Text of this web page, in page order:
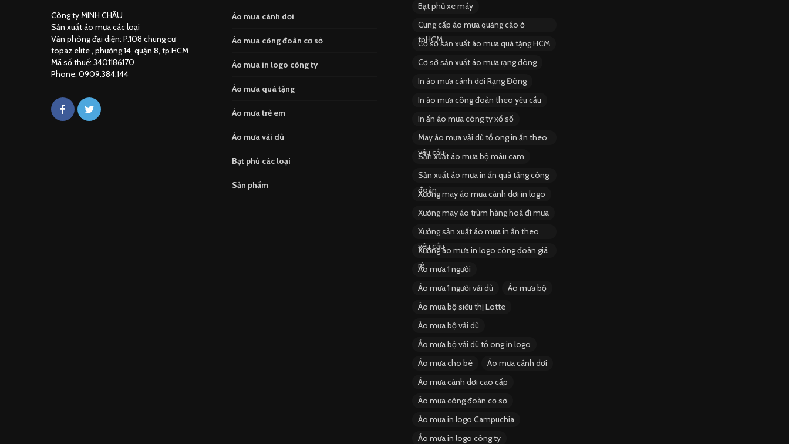
Công ty MINH CHÂU
Sản xuất áo mưa các loại
Văn phòng đại diện: P.108 chung cư
topaz elite , phường 14, quận 8, tp.HCM
Mã số thuế: 3401186170
Phone: 0909.384.144
Áo mưa cánh dơi
Áo mưa công đoàn cơ sở
Áo mưa in logo công ty
Áo mưa quà tặng
Áo mưa trẻ em
Áo mưa vải dù
Bạt phủ các loại
Sản phẩm
Bạt phủ xe máy
Cung cấp áo mưa quảng cáo ở
tpHCM
Cơ sở sản xuất áo mưa quà tặng HCM
Cơ sở sản xuất áo mưa rạng đông
In áo mưa cánh dơi Rạng Đông
In áo mưa công đoàn theo yêu cầu
In ấn áo mưa công ty xổ số
May áo mưa vải dù tổ ong in ấn theo
yêu cầu
Sản xuất áo mưa bộ màu cam
Sản xuất áo mưa in ấn quà tặng công
đoàn
Xưởng may áo mưa cánh dơi in logo
Xưởng may áo trùm hàng hoá đi mưa
Xưởng sản xuất áo mưa in ấn theo
yêu cầu
Xưởng áo mưa in logo công đoàn giá
rẻ
Áo mưa 1 người
Áo mưa 1 người vải dù
Áo mưa bộ
Áo mưa bộ siêu thị Lotte
Áo mưa bộ vải dù
Áo mưa bộ vải dù tổ ong in logo
Áo mưa cho bé
Áo mưa cánh dơi
Áo mưa cánh dơi cao cấp
Áo mưa công đoàn cơ sở
Áo mưa in logo Campuchia
Áo mưa in logo công ty